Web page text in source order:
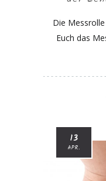
Die
Euch das
13
APR.